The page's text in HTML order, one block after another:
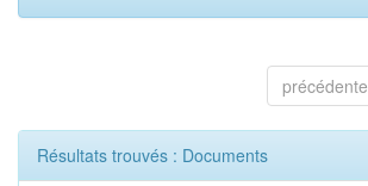
précédente
Résultats trouvés : Documents